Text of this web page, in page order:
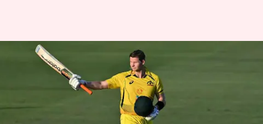
இந்தியாவுக்கு எதிரான
ஒருநாள் தொடர் :
ஆஸ்திரேலிய அணியின்
கேப்டனாக ஸ்டீவ் ஸ்மித்